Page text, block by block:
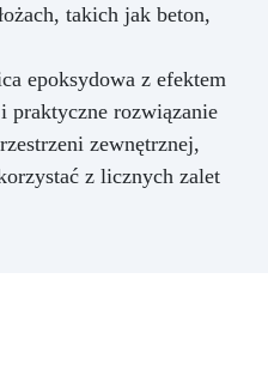
takich jak beton,
epoksydowa z efektem
praktyczne rozwiązanie
zewnętrznej,
z licznych zalet